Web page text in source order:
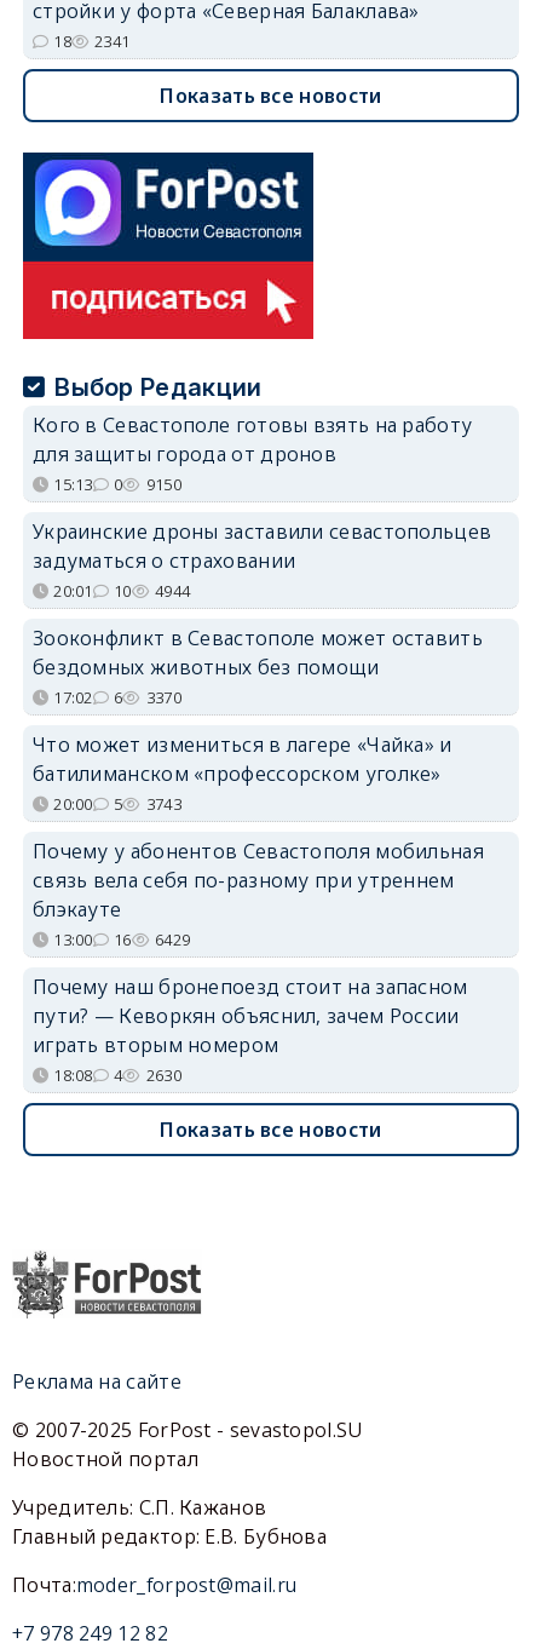
стройки у форта «Северная Балаклава»
18 2341
Показать все новости
Выбор Редакции
Кого в Севастополе готовы взять на работу
для защиты города от дронов
15:13 0 9150
Украинские дроны заставили севастопольцев
задуматься о страховании
20:01 10 4944
Зооконфликт в Севастополе может оставить
бездомных животных без помощи
17:02 6 3370
Что может измениться в лагере «Чайка» и
батилиманском «профессорском уголке»
20:00 5 3743
Почему у абонентов Севастополя мобильная
связь вела себя по-разному при утреннем
блэкауте
13:00 16 6429
Почему наш бронепоезд стоит на запасном
пути? — Кеворкян объяснил, зачем России
играть вторым номером
18:08 4 2630
Показать все новости
Реклама на сайте
© 2007-2025 ForPost - sevastopol.SU
Новостной портал
Учредитель: С.П. Кажанов
Главный редактор: Е.В. Бубнова
Почта:moder_forpost@mail.ru
+7 978 249 12 82